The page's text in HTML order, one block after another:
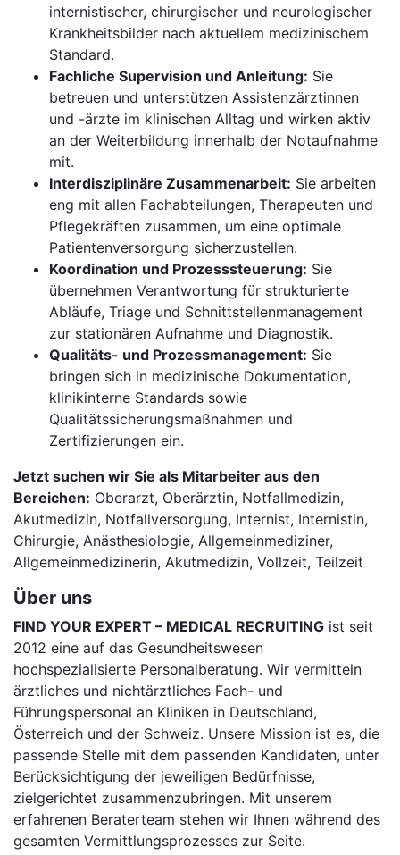
internistischer, chirurgischer und neurologischer
Krankheitsbilder nach aktuellem medizinischem
Standard.
Fachliche Supervision und Anleitung: Sie
betreuen und unterstützen Assistenzärztinnen
und -ärzte im klinischen Alltag und wirken aktiv
an der Weiterbildung innerhalb der Notaufnahme
mit.
Interdisziplinäre Zusammenarbeit: Sie arbeiten
eng mit allen Fachabteilungen, Therapeuten und
Pflegekräften zusammen, um eine optimale
Patientenversorgung sicherzustellen.
Koordination und Prozesssteuerung: Sie
übernehmen Verantwortung für strukturierte
Abläufe, Triage und Schnittstellenmanagement
zur stationären Aufnahme und Diagnostik.
Qualitäts- und Prozessmanagement: Sie
bringen sich in medizinische Dokumentation,
klinikinterne Standards sowie
Qualitätssicherungsmaßnahmen und
Zertifizierungen ein.
Jetzt suchen wir Sie als Mitarbeiter aus den
Bereichen: Oberarzt, Oberärztin, Notfallmedizin,
Akutmedizin, Notfallversorgung, Internist, Internistin,
Chirurgie, Anästhesiologie, Allgemeinmediziner,
Allgemeinmedizinerin, Akutmedizin, Vollzeit, Teilzeit
Über uns
FIND YOUR EXPERT – MEDICAL RECRUITING ist seit
2012 eine auf das Gesundheitswesen
hochspezialisierte Personalberatung. Wir vermitteln
ärztliches und nichtärztliches Fach- und
Führungspersonal an Kliniken in Deutschland,
Österreich und der Schweiz. Unsere Mission ist es, die
passende Stelle mit dem passenden Kandidaten, unter
Berücksichtigung der jeweiligen Bedürfnisse,
zielgerichtet zusammenzubringen. Mit unserem
erfahrenen Beraterteam stehen wir Ihnen während des
gesamten Vermittlungsprozesses zur Seite.